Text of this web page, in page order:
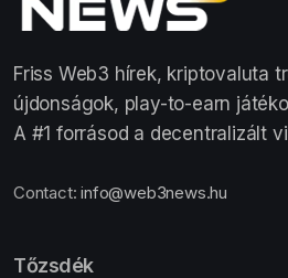
Friss Web3 hírek, kriptovaluta
újdonságok, play-to-earn
A #1 forrásod a decentralizált
Contact:info@web3news.hu
Tőzsdék